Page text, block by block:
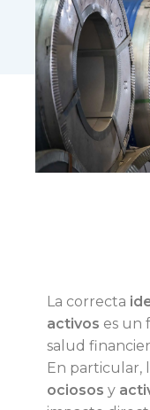
cLa correcta
activos es un
salud
En particular,
ociosos y